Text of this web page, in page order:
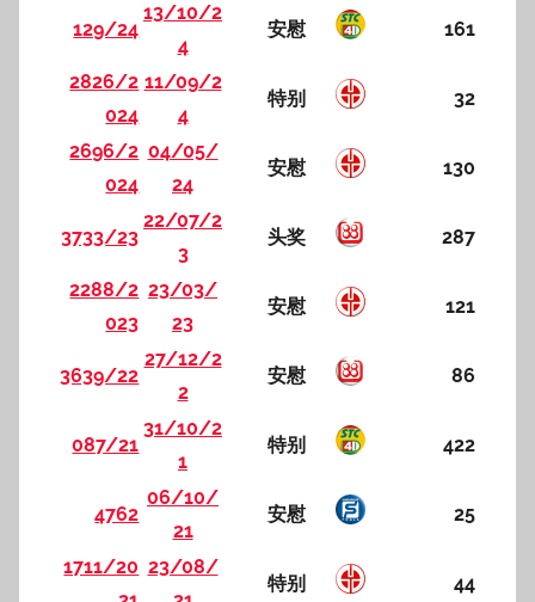
129/24
13/10/2
4
安慰 161
2826/2
024
11/09/2
4
特别 32
2696/2
024
04/05/
24
安慰 130
3733/23
22/07/2
3
头奖 287
2288/2
023
23/03/
23
安慰 121
3639/22
27/12/2
2
安慰 86
087/21
31/10/2
1
特别 422
4762
06/10/
21
安慰 25
1711/20 23/08/
特别 44